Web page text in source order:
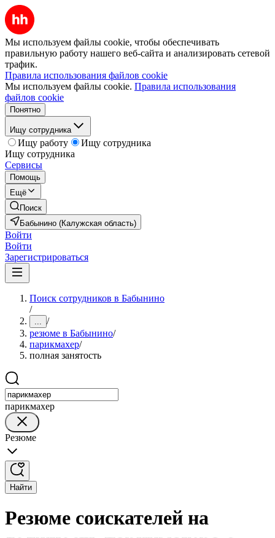
Мы используем файлы cookie, чтобы обеспечивать
правильную работу нашего веб-сайта и анализировать сетевой
трафик.
Правила использования файлов cookie
Мы используем файлы cookie. Правила использования
файлов cookie
Понятно
Ищу сотрудника
Ищу работу
Ищу сотрудника
Ищу сотрудника
Сервисы
Помощь
Ещё
Поиск
Бабынино (Калужская область)
Войти
Войти
Зарегистрироваться
Поиск сотрудников в Бабынино
/
... /
резюме в Бабынино/
парикмахер/
полная занятость
парикмахер
Резюме
Найти
Резюме соискателей на